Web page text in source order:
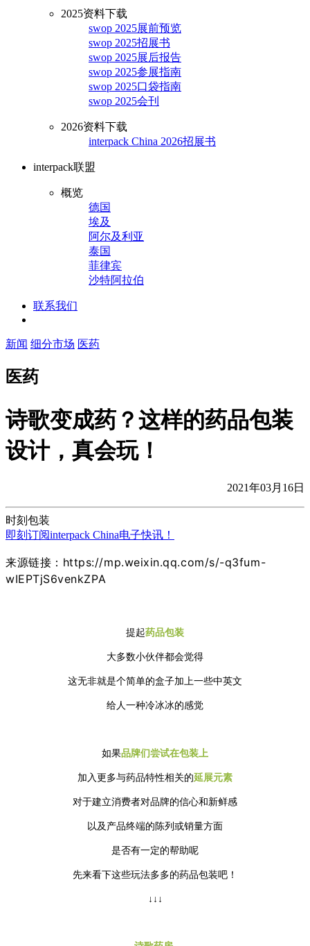
2025资料下载
swop 2025展前预览
swop 2025招展书
swop 2025展后报告
swop 2025参展指南
swop 2025口袋指南
swop 2025会刊
2026资料下载
interpack China 2026招展书
interpack联盟
概览
德国
埃及
阿尔及利亚
泰国
菲律宾
沙特阿拉伯
联系我们
新闻 细分市场 医药
医药
诗歌变成药？这样的药品包装
设计，真会玩！
2021年03月16日
时刻包装
即刻订阅interpack China电子快讯！
来源链接：https://mp.weixin.qq.com/s/-q3fum-
wIEPTjS6venkZPA
提起药品包装
大多数小伙伴都会觉得
这无非就是个简单的盒子加上一些中英文
给人一种冷冰冰的感觉
如果品牌们尝试在包装上
加入更多与药品特性相关的延展元素
对于建立消费者对品牌的信心和新鲜感
以及产品终端的陈列或销量方面
是否有一定的帮助呢
先来看下这些玩法多多的药品包装吧！
↓↓↓